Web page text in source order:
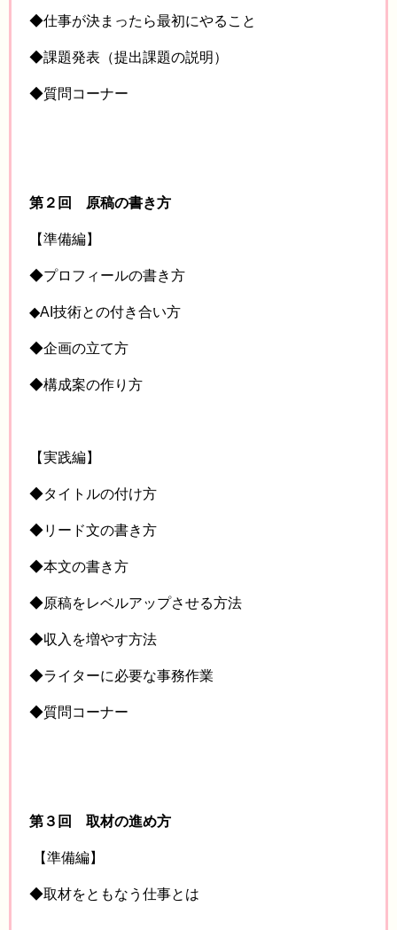
◆仕事が決まったら最初にやること
◆課題発表（提出課題の説明）
◆質問コーナー
第２回 原稿の書き方
【準備編】
◆プロフィールの書き方
◆AI技術との付き合い方
◆企画の立て方
◆構成案の作り方
【実践編】
◆タイトルの付け方
◆リード文の書き方
◆本文の書き方
◆原稿をレベルアップさせる方法
◆収入を増やす方法
◆ライターに必要な事務作業
◆質問コーナー
第３回 取材の進め方
【準備編】
◆取材をともなう仕事とは